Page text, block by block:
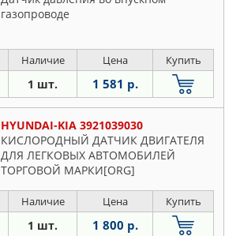
газопроводе
Наличие Цена Купить
1 шт. 1 581 р.
HYUNDAI-KIA 3921039030
КИСЛОРОДНЫЙ ДАТЧИК ДВИГАТЕЛЯ
ДЛЯ ЛЕГКОВЫХ АВТОМОБИЛЕЙ
ТОРГОВОЙ МАРКИ[ORG]
Наличие Цена Купить
1 шт. 1 800 р.